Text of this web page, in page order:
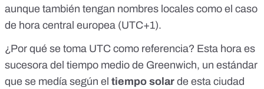
aunque también tengan nombres locales como el caso
de hora central europea (UTC+1).
¿Por qué se toma UTC como referencia? Esta hora es
sucesora del tiempo medio de Greenwich, un estándar
que se medía según el tiempo solar de esta ciudad